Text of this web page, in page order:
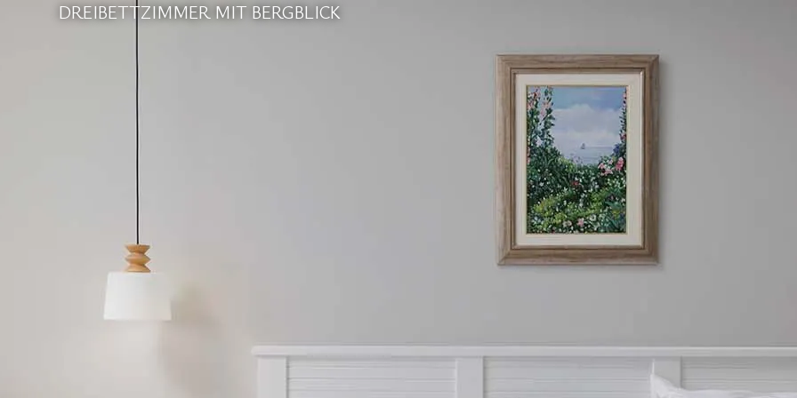
KONTAKT BUCHEN SIE JETZT
DREIBETTZIMMER MIT BERGBLICK